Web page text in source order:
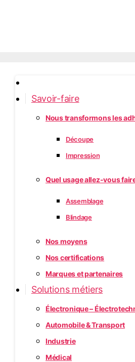
Savoir-faire
Nous transformons les
Découpe
Impression
Quel usage allez-vous
Assemblage
Blindage
Nos moyens
Nos certifications
Marques et partenaires
Solutions métiers
Électronique –
Automobile & Transport
Industrie
Médical